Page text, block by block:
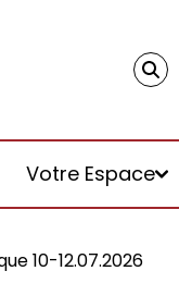
Votre Espace
10-12.07.2026